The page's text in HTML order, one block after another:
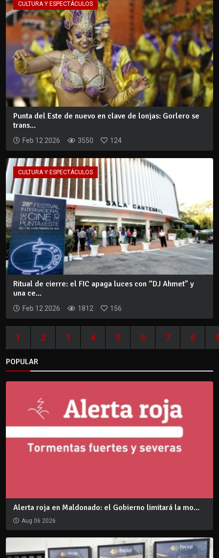
CULTURA Y ESPECTÁCULOS
Punta del Este de nuevo en clave de lonjas: Gorlero se
trans...
Feb 12 2026 3550 124
CULTURA Y ESPECTÁCULOS
Ritual de cierre: el FIC apaga luces con “DJ Ahmet” y
una ce...
Feb 12 2026 1812 156
1 2 3 4 5 6 7 8
POPULAR
Alerta roja en Maldonado: el Gobierno limitará la mo...
Aug 06 2026